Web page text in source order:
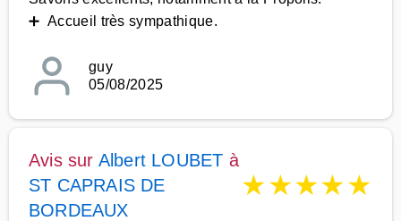
➕ Accueil très sympathique.
guy
05/08/2025
Avis sur Albert LOUBET à
ST CAPRAIS DE
BORDEAUX
★★★★★